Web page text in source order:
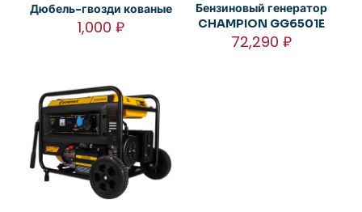
Дюбель-гвозди кованые
1,000 ₽
Бензиновый генератор
CHAMPION GG6501E
72,290 ₽